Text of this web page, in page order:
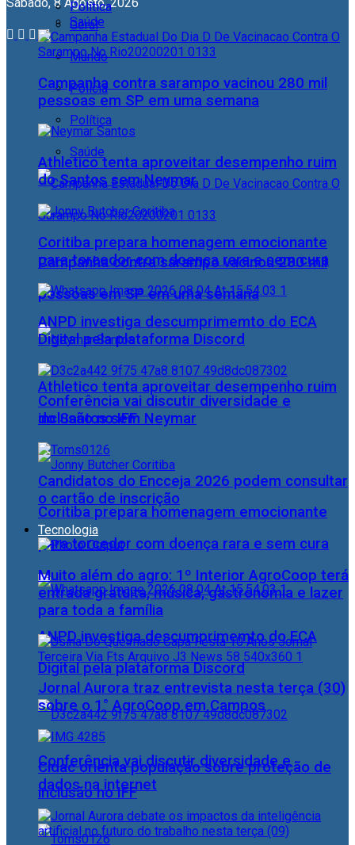
Geral
Mundo
Polícia
Política
Saúde
Campanha contra sarampo vacinou 280 mil
pessoas em SP em uma semana
Athletico tenta aproveitar desempenho ruim
do Santos sem Neymar
Coritiba prepara homenagem emocionante
para torcedor com doença rara e sem cura
ANPD investiga descumprimemto do ECA
Digital pela plataforma Discord
Conferência vai discutir diversidade e
inclusão no IFF
Política
Saúde
Campanha contra sarampo vacinou 280 mil
pessoas em SP em uma semana
Athletico tenta aproveitar desempenho ruim
do Santos sem Neymar
Coritiba prepara homenagem emocionante
para torcedor com doença rara e sem cura
ANPD investiga descumprimemto do ECA
Digital pela plataforma Discord
Conferência vai discutir diversidade e
inclusão no IFF
Candidatos do Encceja 2026 podem consultar
o cartão de inscrição
Tecnologia
Muito além do agro: 1º Interior AgroCoop terá
entrada gratuita, música, gastronomia e lazer
para toda a família
Jornal Aurora traz entrevista nesta terça (30)
sobre o 1° AgroCoop em Campos
Cidac orienta população sobre proteção de
dados na internet